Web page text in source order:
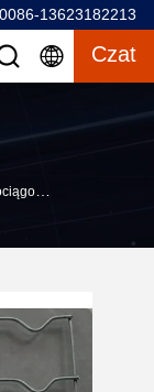
0086-13623182213
Czat
CWC